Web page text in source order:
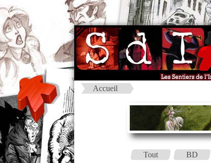
Accueil
Tout BD